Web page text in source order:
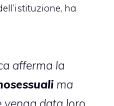
ha
afferma la
ma